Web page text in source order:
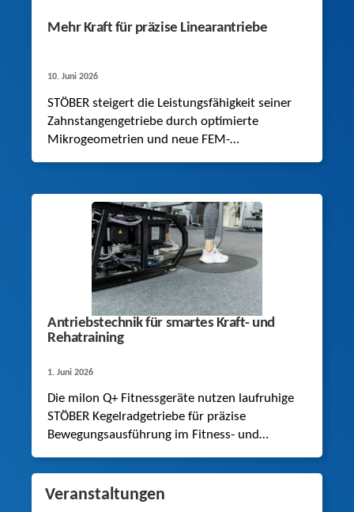
Mehr Kraft für präzise Linearantriebe
10. Juni 2026
STÖBER steigert die Leistungsfähigkeit seiner
Zahnstangengetriebe durch optimierte
Mikrogeometrien und neue FEM-
Antriebstechnik für smartes Kraft- und
Rehatraining
1. Juni 2026
Die milon Q+ Fitnessgeräte nutzen laufruhige
STÖBER Kegelradgetriebe für präzise
Bewegungsausführung im Fitness- und
Veranstaltungen